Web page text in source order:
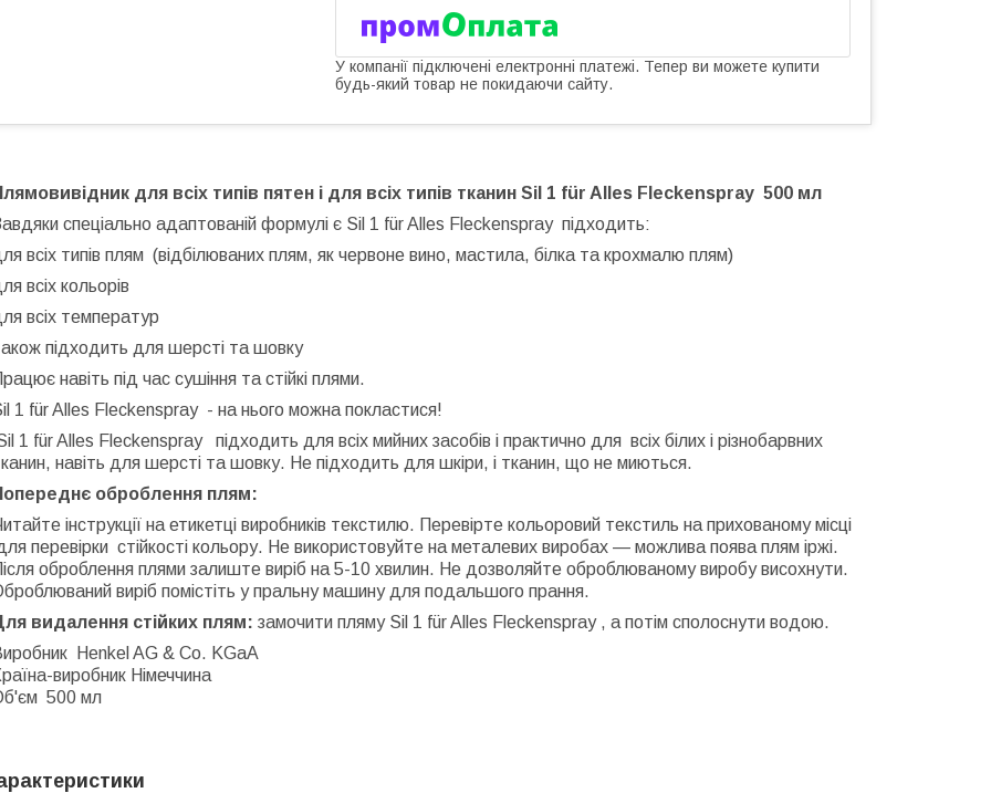
У компанії підключені електронні платежі. Тепер ви можете купити
будь-який товар не покидаючи сайту.
для всіх типів пятен і для всіх типів тканин Sil 1 für Alles Fleckenspray 500 мл
спеціально адаптованій формулі є Sil 1 für Alles Fleckenspray підходить:
всіх типів плям (відбілюваних плям, як червоне вино, мастила, білка та крохмалю плям)
всіх кольорів
всіх температур
підходить для шерсті та шовку
навіть під час сушіння та стійкі плями.
1 fürAlles Fleckenspray - на нього можна покластися!
1 fürAlles Fleckenspray
підходить для всіх мийних засобів і практично для всіх білих і різнобарвних
навіть для шерсті та шовку. Не підходить для шкіри, і тканин, що не миються.
оброблення плям:
інструкції на етикетці виробників текстилю. Перевірте кольоровий текстиль на прихованому місці
перевірки стійкості кольору. Не використовуйте на металевих виробах — можлива поява плям іржі.
оброблення плями залиште виріб на 5-10 хвилин. Не дозволяйте оброблюваному виробу висохнути.
виріб помістіть у пральну машину для подальшого прання.
видалення стійких плям: замочити пляму Sil 1 für Alles Fleckenspray , а потім сполоснути водою.
Henkel AG & Co. KGaA
виробник Німеччина
500 мл